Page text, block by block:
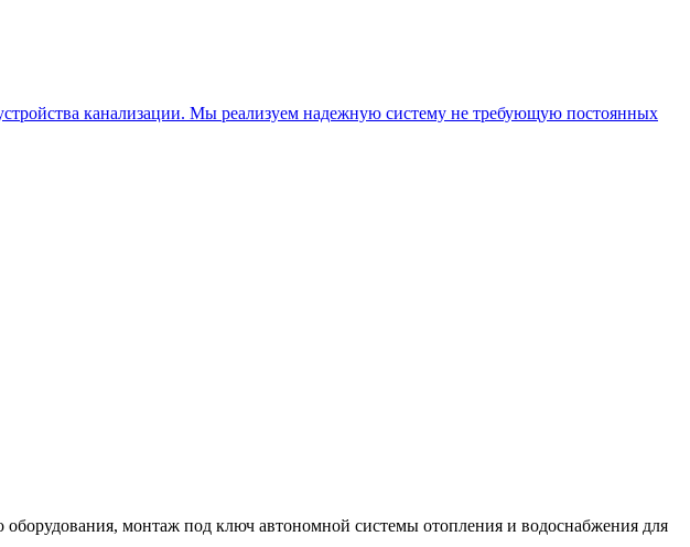
канализации. Мы реализуем надежную систему не требующую постоянных
монтаж под ключ автономной системы отопления и водоснабжения для